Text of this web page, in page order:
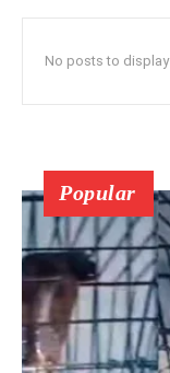
No posts to display
Popular